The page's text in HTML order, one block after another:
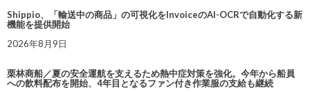
Shippio、「輸送中の商品」の可視化をInvoiceのAI-OCRで自動化する新
機能を提供開始
2026年8月9日
栗林商船／夏の安全運航を支えるため熱中症対策を強化。今年から船員
への飲料配布を開始、4年目となるファン付き作業服の支給も継続